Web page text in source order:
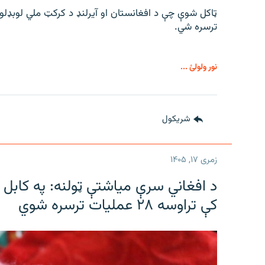
ټاکل شوې چې د افغانستان او آیرلنډ د کرکټ ملي
ترسره شي.
نور ولولئ ...
شريکول
زمری ۱۷, ۱۴۰۵
د افغاني سرې میاشتې ټولنه: په
کې تراوسه ۲۸ عملیات ترسره شوي